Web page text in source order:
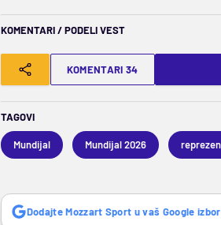
KOMENTARI / PODELI VEST
KOMENTARI 34
TAGOVI
Mundijal Mundijal 2026
Dodajte Mozzart Sport u vaš Google izbor